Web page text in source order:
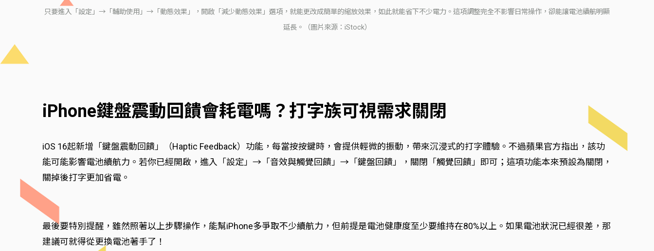
只要進入「設定」→「輔助使用」→「動態效果」，開啟「減少動態效果」選項，就能更改成簡單的縮放效果，如此就能省下不少電力。這項調整完全不影響日常操作，卻能讓電池續航明顯
延長。（圖片來源：iStock）
iPhone鍵盤震動回饋會耗電嗎？打字族可視需求關閉
iOS 16起新增「鍵盤震動回饋」（Haptic Feedback）功能，每當按按鍵時，會提供輕微的振動，帶來沉浸式的打字體驗。不過蘋果官方指出，該功
能可能影響電池續航力。若你已經開啟，進入「設定」→「音效與觸覺回饋」→「鍵盤回饋」，關閉「觸覺回饋」即可；這項功能本來預設為關閉，
關掉後打字更加省電。
最後要特別提醒，雖然照著以上步驟操作，能幫iPhone多爭取不少續航力，但前提是電池健康度至少要維持在80%以上。如果電池狀況已經很差，那
建議可就得從更換電池著手了！